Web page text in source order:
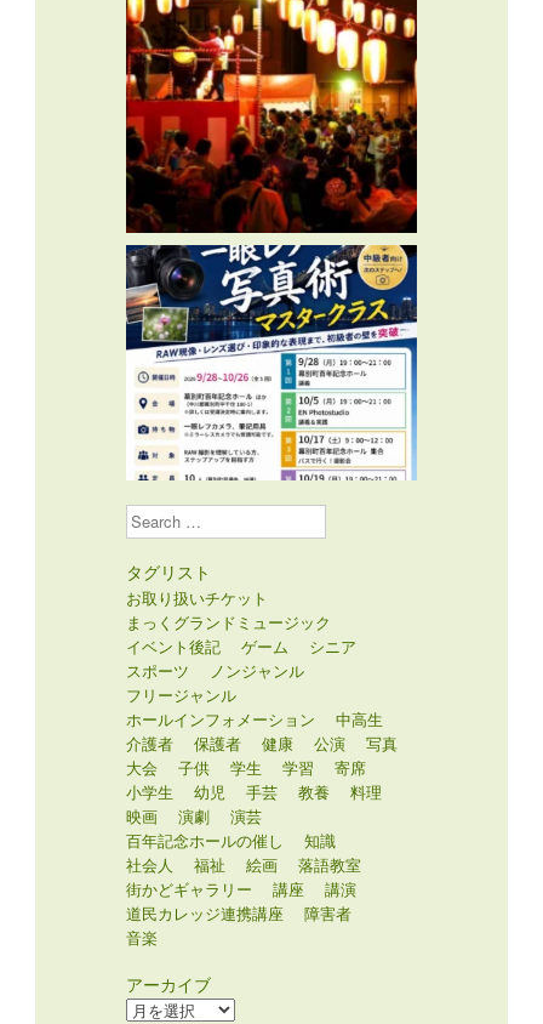
Search
タグリスト
お取り扱いチケット
まっくグランドミュージック
イベント後記
ゲーム
シニア
スポーツ
ノンジャンル
フリージャンル
ホールインフォメーション
中高生
介護者
保護者 健康 公演
写真
大会
子供 学生 学習
寄席
小学生
幼児 手芸 教養
料理
映画
演劇
演芸
百年記念ホールの催し
知識
社会人
福祉 絵画
落語教室
街かどギャラリー
講座
講演
道民カレッジ連携講座
障害者
音楽
アーカイブ
ア